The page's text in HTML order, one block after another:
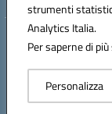
strumenti
Analytics Italia.
Per saperne di
Personalizza